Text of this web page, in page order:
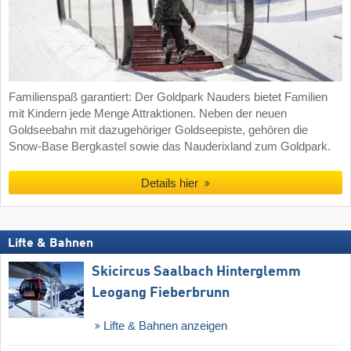
Familienspaß garantiert: Der Goldpark Nauders bietet Familien
mit Kindern jede Menge Attraktionen. Neben der neuen
Goldseebahn mit dazugehöriger Goldseepiste, gehören die
Snow-Base Bergkastel sowie das Nauderixland zum Goldpark.
Details hier
Lifte & Bahnen
Skicircus Saalbach Hinterglemm
Leogang Fieberbrunn
Lifte & Bahnen anzeigen